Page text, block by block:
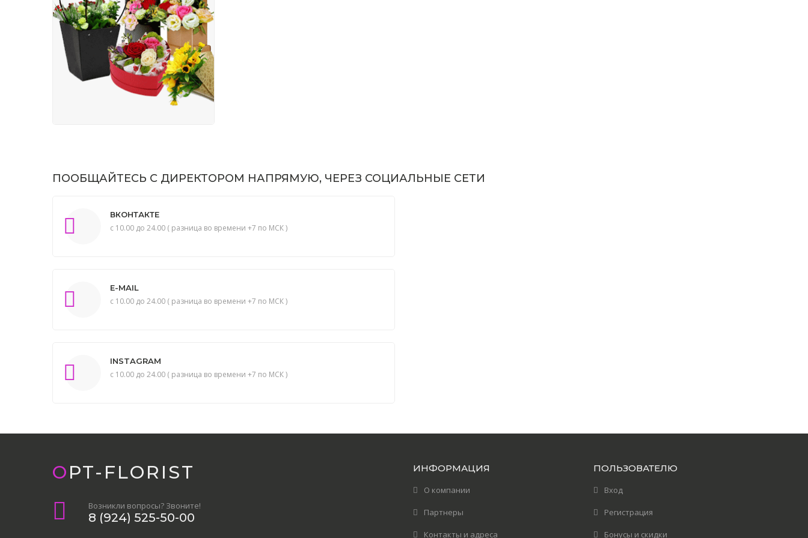
ПООБЩАЙТЕСЬ С ДИРЕКТОРОМ НАПРЯМУЮ, ЧЕРЕЗ СОЦИАЛЬНЫЕ СЕТИ
ВКОНТАКТЕ
с 10.00 до 24.00 ( разница во времени +7 по МСК )
E-MAIL
с 10.00 до 24.00 ( разница во времени +7 по МСК )
INSTAGRAM
с 10.00 до 24.00 ( разница во времени +7 по МСК )
OPT-FLORIST
Возникли вопросы? Звоните!
8 (924) 525-50-00
ИНФОРМАЦИЯ
О компании
Партнеры
Контакты и адреса
ПОЛЬЗОВАТЕЛЮ
Вход
Регистрация
Бонусы и скидки